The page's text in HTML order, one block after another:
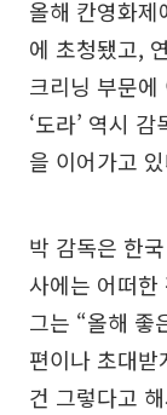
올해 칸영화제
에 초청됐고,
크리닝 부문
‘도라’ 역시
을 이어가고
박 감독은 한
사에는 어떠한
그는 “올해 좋
편이나 초대
건 그렇다고